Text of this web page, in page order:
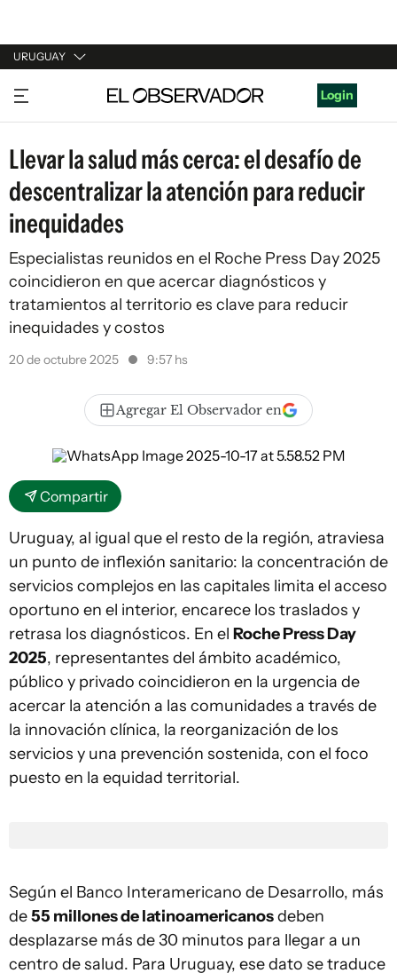
URUGUAY
URUGUAY
ARGENTINA
ESPAÑA
ESTADOS UNIDOS
Login
Llevar la salud más cerca: el desafío de
descentralizar la atención para reducir
inequidades
Especialistas reunidos en el Roche Press Day 2025
coincidieron en que acercar diagnósticos y
tratamientos al territorio es clave para reducir
inequidades y costos
20 de octubre 2025 9:57 hs
Agregar El Observador en
Compartir
Uruguay, al igual que el resto de la región, atraviesa
un punto de inflexión sanitario: la concentración de
servicios complejos en las capitales limita el acceso
oportuno en el interior, encarece los traslados y
retrasa los diagnósticos. En el Roche Press Day
2025, representantes del ámbito académico,
público y privado coincidieron en la urgencia de
acercar la atención a las comunidades a través de
la innovación clínica, la reorganización de los
servicios y una prevención sostenida, con el foco
puesto en la equidad territorial.
Según el Banco Interamericano de Desarrollo, más
de55 millones de latinoamericanosdeben
desplazarse más de 30 minutos para llegar a un
centro de salud. Para Uruguay, ese dato se traduce